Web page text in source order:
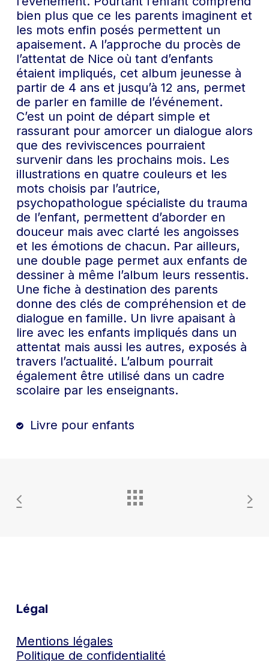
bien plus que ce les parents imaginent et
les mots enfin posés permettent un
apaisement. A l’approche du procès de
l’attentat de Nice où tant d’enfants
étaient impliqués, cet album jeunesse à
partir de 4 ans et jusqu’à 12 ans, permet
de parler en famille de l’événement.
C’est un point de départ simple et
rassurant pour amorcer un dialogue alors
que des reviviscences pourraient
survenir dans les prochains mois. Les
illustrations en quatre couleurs et les
mots choisis par l’autrice,
psychopathologue spécialiste du trauma
de l’enfant, permettent d’aborder en
douceur mais avec clarté les angoisses
et les émotions de chacun. Par ailleurs,
une double page permet aux enfants de
dessiner à même l’album leurs ressentis.
Une fiche à destination des parents
donne des clés de compréhension et de
dialogue en famille. Un livre apaisant à
lire avec les enfants impliqués dans un
attentat mais aussi les autres, exposés à
travers l’actualité. L’album pourrait
également être utilisé dans un cadre
scolaire par les enseignants.
Livre pour enfants
Légal
Mentions légales
Politique de confidentialité